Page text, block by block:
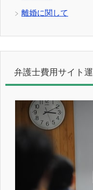
離婚に関して
弁護士費用サイト